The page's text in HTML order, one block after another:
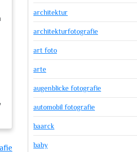
,
architektur
architekturfotografie
art foto
arte
augenblicke fotografie
automobil fotografie
baarck
baby